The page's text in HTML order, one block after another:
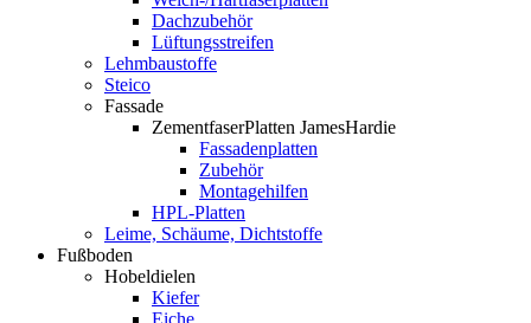
Dachzubehör
Lüftungsstreifen
Lehmbaustoffe
Steico
Fassade
ZementfaserPlatten JamesHardie
Fassadenplatten
Zubehör
Montagehilfen
HPL-Platten
Leime, Schäume, Dichtstoffe
Fußboden
Hobeldielen
Kiefer
Eiche